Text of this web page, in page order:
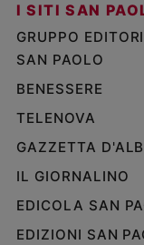
I SITI SAN
GRUPPO
SAN PAOLO
BENESSERE
TELENOVA
GAZZETTA
IL GIORNALINO
EDICOLA SAN
EDIZIONI SAN